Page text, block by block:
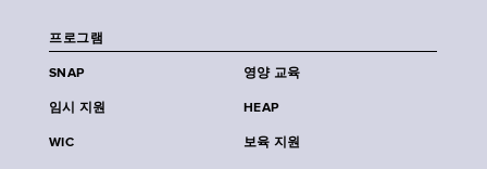
프로그램
SNAP 영양 교육
임시 지원 HEAP
WIC 보육 지원